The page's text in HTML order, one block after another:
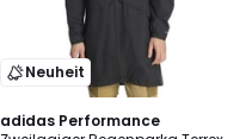
Neuheit
adidas Performance
4,8